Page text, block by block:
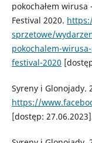
pokochałem wirusa
Festival 2020.
sprzetowe/
pokochalem-
festival-2020
Syreny i Glonojady.
https://
[dostęp: